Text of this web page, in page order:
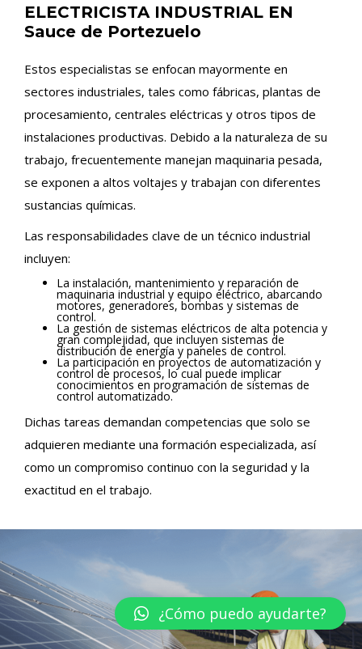
ELECTRICISTA INDUSTRIAL EN
Sauce de Portezuelo
Estos especialistas se enfocan mayormente en
sectores industriales, tales como fábricas, plantas de
procesamiento, centrales eléctricas y otros tipos de
instalaciones productivas. Debido a la naturaleza de su
trabajo, frecuentemente manejan maquinaria pesada,
se exponen a altos voltajes y trabajan con diferentes
sustancias químicas.
Las responsabilidades clave de un técnico industrial
incluyen:
La instalación, mantenimiento y reparación de
maquinaria industrial y equipo eléctrico, abarcando
motores, generadores, bombas y sistemas de
control.
La gestión de sistemas eléctricos de alta potencia y
gran complejidad, que incluyen sistemas de
distribución de energía y paneles de control.
La participación en proyectos de automatización y
control de procesos, lo cual puede implicar
conocimientos en programación de sistemas de
control automatizado.
Dichas tareas demandan competencias que solo se
adquieren mediante una formación especializada, así
como un compromiso continuo con la seguridad y la
exactitud en el trabajo.
¿Cómo puedo ayudarte?